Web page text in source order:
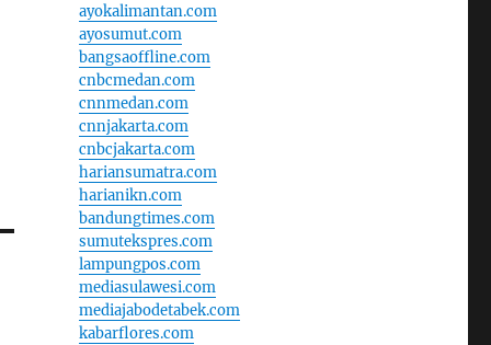
ayokalimantan.com
ayosumut.com
bangsaoffline.com
cnbcmedan.com
cnnmedan.com
cnnjakarta.com
cnbcjakarta.com
hariansumatra.com
harianikn.com
bandungtimes.com
sumutekspres.com
lampungpos.com
mediasulawesi.com
mediajabodetabek.com
kabarflores.com